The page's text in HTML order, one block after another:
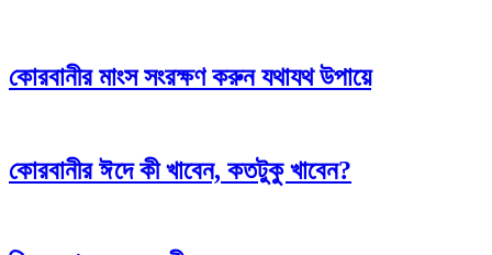
কোরবানীর মাংস সংরক্ষণ করুন যথাযথ উপায়ে
কোরবানীর ঈদে কী খাবেন, কতটুকু খাবেন?